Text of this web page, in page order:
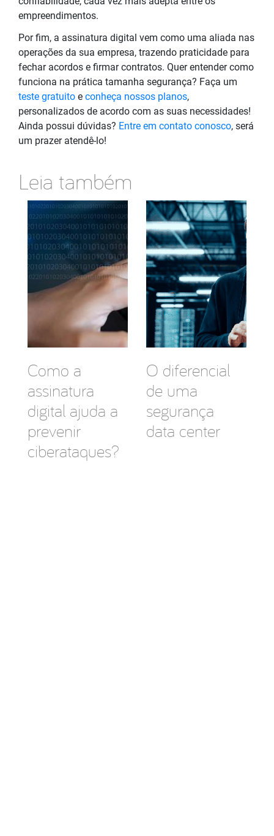
empreendimentos.
Por fim, a assinatura digital vem como uma aliada nas
operações da sua empresa, trazendo praticidade para
fechar acordos e firmar contratos. Quer entender como
funciona na prática tamanha segurança? Faça um
teste gratuito e conheça nossos planos,
personalizados de acordo com as suas necessidades!
Ainda possui dúvidas? Entre em contato conosco, será
um prazer atendê-lo!
Leia também
Como a
assinatura
digital ajuda a
prevenir
ciberataques?
O diferencial
de uma
segurança
data center